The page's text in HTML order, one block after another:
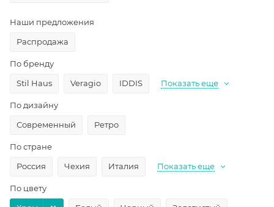
Наши предложения
Распродажа
По бренду
Stil Haus
Veragio IDDIS Показать еще
По дизайну
Современный
Ретро
По стране
Россия
Чехия Италия Показать еще
По цвету